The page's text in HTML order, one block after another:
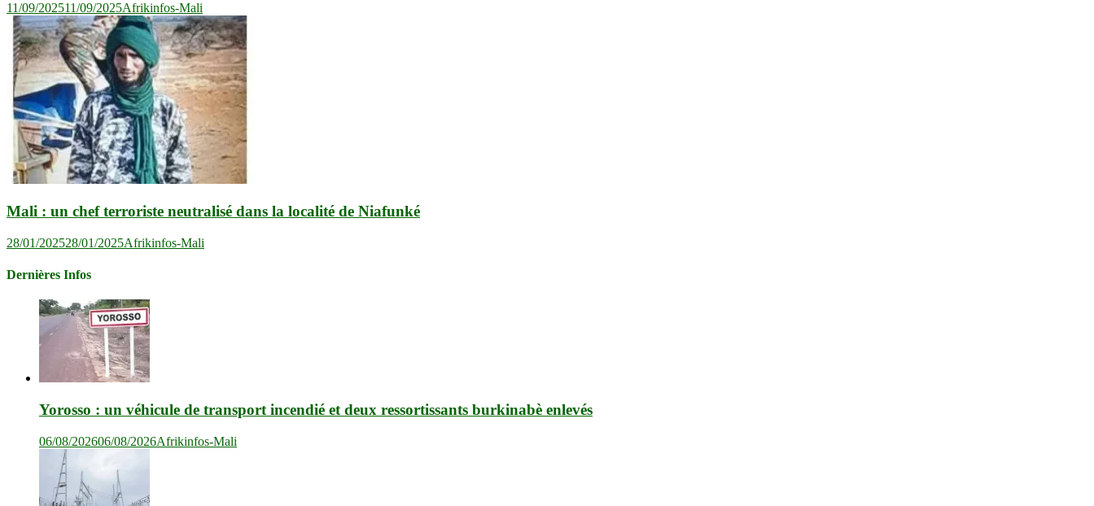
11/09/202511/09/2025Afrikinfos-Mali
Mali : un chef terroriste neutralisé dans la localité de Niafunké
28/01/202528/01/2025Afrikinfos-Mali
Dernières Infos
Yorosso : un véhicule de transport incendié et deux ressortissants burkinabè enlevés
06/08/202606/08/2026Afrikinfos-Mali